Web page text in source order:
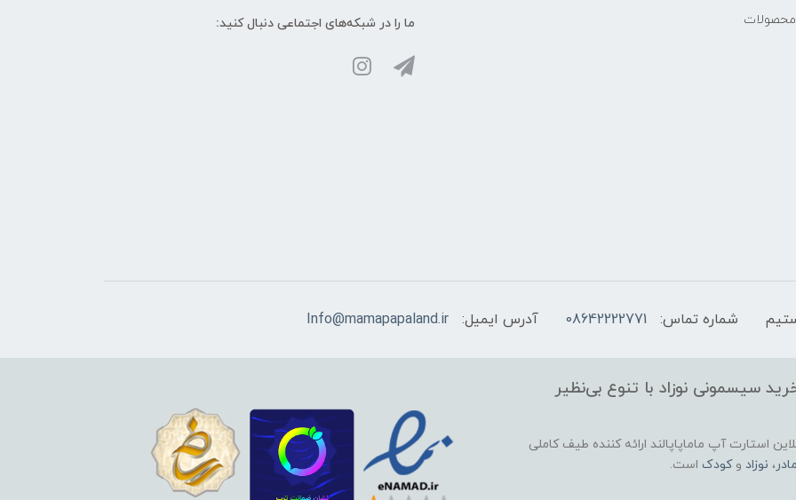
محصولات
ما را در شبکه‌های اجتماعی دنبال کنید:
شماره تماس: 08642222771 آدرس ایمیل: Info@mamapapaland.ir
سیسمونی نوزاد با تنوع بی‌نظیر
استارت آپ ماماپاپالند ارائه کننده طیف کاملی
، نوزاد وکودک است.